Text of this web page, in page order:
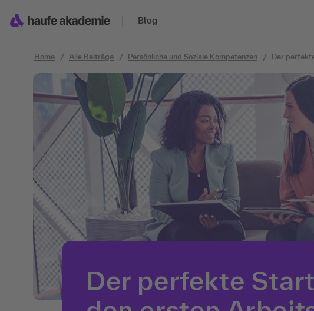
Blog
Home Alle Beiträge Persönliche und Soziale Kompetenzen Der
Der perfekte